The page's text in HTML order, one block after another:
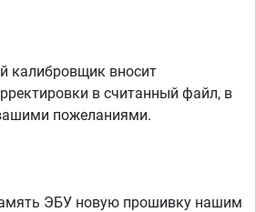
калибровщик вносит
в считанный файл, в
пожеланиями.
ЭБУ новую прошивку нашим